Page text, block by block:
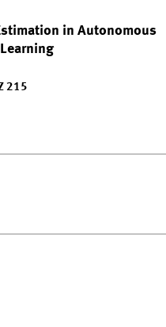
in Autonomous
215